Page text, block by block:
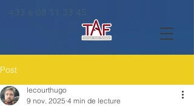
Post
lecourthugo
9 nov. 2025 4 min de lecture